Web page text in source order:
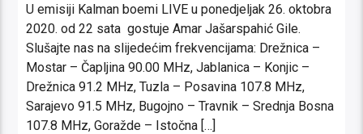
U emisiji Kalman boemi LIVE u ponedjeljak 26. oktobra
2020. od 22 sata gostuje Amar Jašarspahić Gile.
Slušajte nas na slijedećim frekvencijama: Drežnica –
Mostar – Čapljina 90.00 MHz, Jablanica – Konjic –
Drežnica 91.2 MHz, Tuzla – Posavina 107.8 MHz,
Sarajevo 91.5 MHz, Bugojno – Travnik – Srednja Bosna
107.8 MHz, Goražde – Istočna […]